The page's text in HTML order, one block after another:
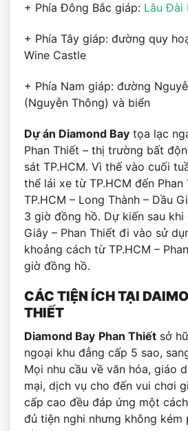
+ Phía Đông Bắc giáp: Lâu Đài
+ Phía Tây giáp: đường quy
Wine Castle
+ Phía Nam giáp: đường
(Nguyễn Thông) và biển
Dự án Diamond Bay tọa lạc
Phan Thiết – thị trường bất
sát TP.HCM. Vì thế vào cuối
thể lái xe từ TP.HCM đến
TP.HCM – Long Thành – Dầu
3 giờ đồng hồ. Dự kiến sau
Giây – Phan Thiết đi vào sử
khoảng cách từ TP.HCM –
giờ đồng hồ.
CÁC TIỆN ÍCH TẠI
THIẾT
Diamond Bay Phan Thiết sở
ngoại khu đẳng cấp 5 sao,
Mọi nhu cầu về văn hóa, giáo
mại, dịch vụ cho đến vui chơi
cấp cao đều đáp ứng một
đủ tiện nghi nhưng không kém